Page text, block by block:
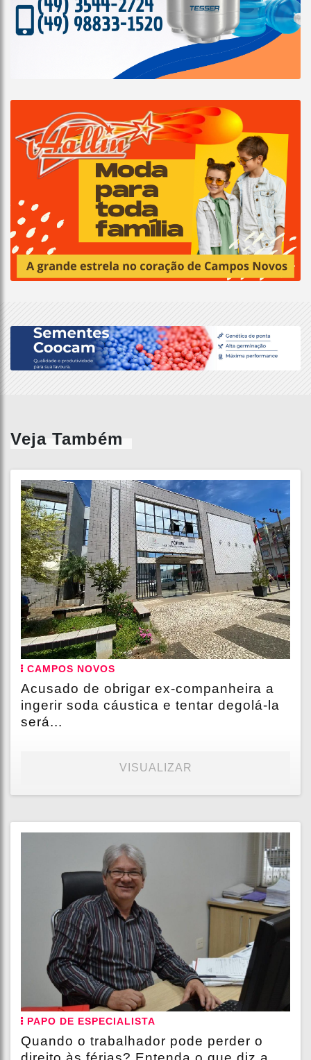
Veja Também
CAMPOS NOVOS
Acusado de obrigar ex-companheira a
ingerir soda cáustica e tentar degolá-la
será...
VISUALIZAR
PAPO DE ESPECIALISTA
Quando o trabalhador pode perder o